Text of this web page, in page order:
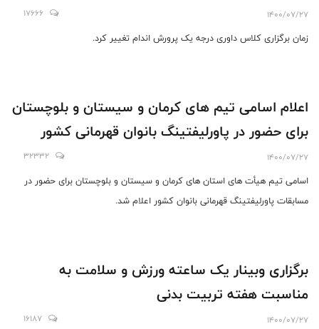
1400/07/27
17666
زمان برگزاری کلاس داوری درجه یک پرورش اندام تغییر کرد.
اعلام اسامی تیم های کرمان و سیستان و بلوچستان
برای حضور در پاورلیفتینگ بانوان قهرمانی کشور
1400/07/27
32332
اسامی تیم هیأت های استان های کرمان و سیستان و بلوچستان برای حضور در
مسابقات پاورلیفتینگ قهرمانی بانوان کشور اعلام شد.
برگزاری وبینار یک ساعته ورزش و سلامت به
مناسبت هفته تربیت بدنی
1400/07/27
16187